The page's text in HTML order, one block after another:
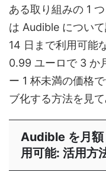
ある取り組みの 1
は Audible につい
14 日まで利用可能
0.99 ユーロで 3 か
ー 1 杯未満の価格
ブ化する方法を見て
Audible を月額
用可能: 活用方